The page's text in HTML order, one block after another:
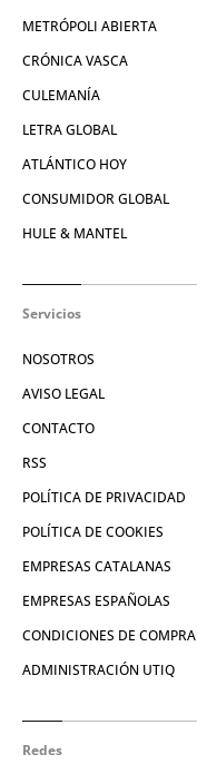
METRÓPOLI ABIERTA
CRÓNICA VASCA
CULEMANÍA
LETRA GLOBAL
ATLÁNTICO HOY
CONSUMIDOR GLOBAL
HULE & MANTEL
Servicios
NOSOTROS
AVISO LEGAL
CONTACTO
RSS
POLÍTICA DE PRIVACIDAD
POLÍTICA DE COOKIES
EMPRESAS CATALANAS
EMPRESAS ESPAÑOLAS
CONDICIONES DE COMPRA
ADMINISTRACIÓN UTIQ
Redes